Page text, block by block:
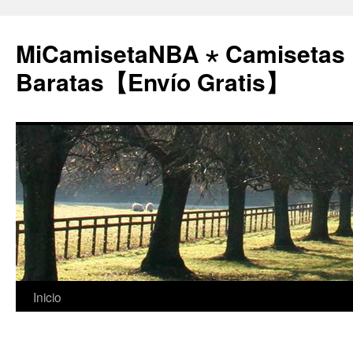
MiCamisetaNBA ⋆ Camisetas
Baratas【Envío Gratis】
Saltar
Inicio